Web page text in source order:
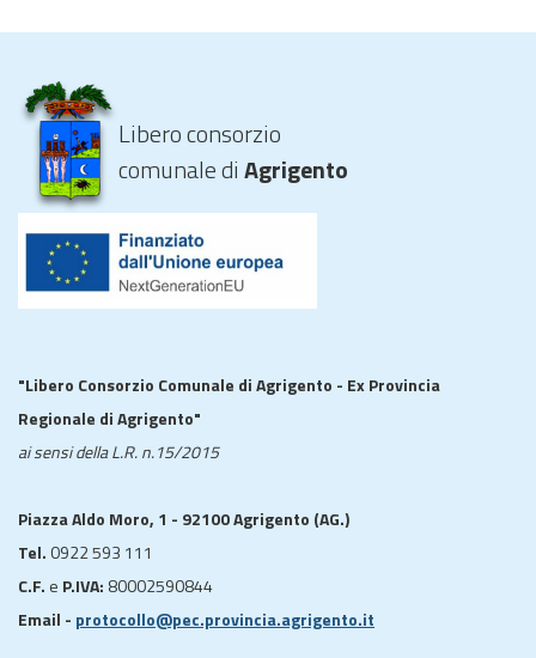
Libero consorzio
comunale diAgrigento
"Libero Consorzio Comunale di Agrigento - Ex Provincia
Regionale di Agrigento"
ai sensi della L.R. n.15/2015
Piazza Aldo Moro, 1 - 92100 Agrigento (AG.)
Tel. 0922 593 111
C.F. e P.IVA: 80002590844
Email - protocollo@pec.provincia.agrigento.it